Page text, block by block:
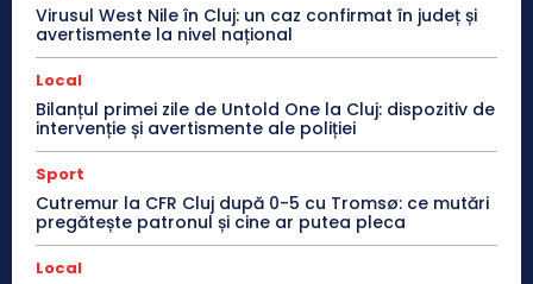
Virusul West Nile în Cluj: un caz confirmat în județ și
avertismente la nivel național
Local
Bilanțul primei zile de Untold One la Cluj: dispozitiv de
intervenție și avertismente ale poliției
Sport
Cutremur la CFR Cluj după 0-5 cu Tromsø: ce mutări
pregătește patronul și cine ar putea pleca
Local